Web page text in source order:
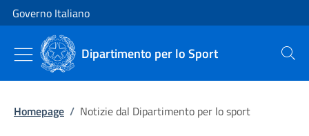
Vai al contenuto
Vai alla navigazione del sito
Governo Italiano
Dipartimento per lo Sport Cerca
Homepage / Notizie dal Dipartimento per lo sport